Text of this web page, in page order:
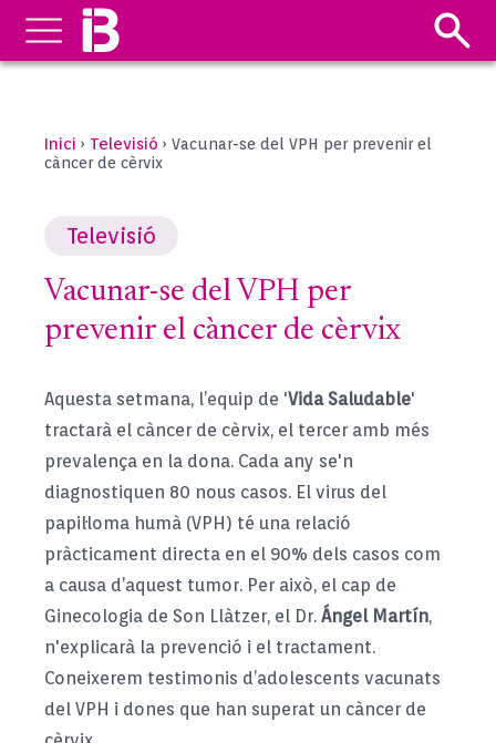
Inici › Televisió › Vacunar-se del VPH per prevenir el
càncer de cèrvix
Televisió
Vacunar-se del VPH per
prevenir el càncer de cèrvix
Aquesta setmana, l’equip de 'Vida Saludable'
tractarà el càncer de cèrvix, el tercer amb més
prevalença en la dona. Cada any se'n
diagnostiquen 80 nous casos. El virus del
papil·loma humà (VPH) té una relació
pràcticament directa en el 90% dels casos com
a causa d’aquest tumor. Per això, el cap de
Ginecologia de Son Llàtzer, el Dr. Ángel Martín,
n'explicarà la prevenció i el tractament.
Coneixerem testimonis d’adolescents vacunats
del VPH i dones que han superat un càncer de